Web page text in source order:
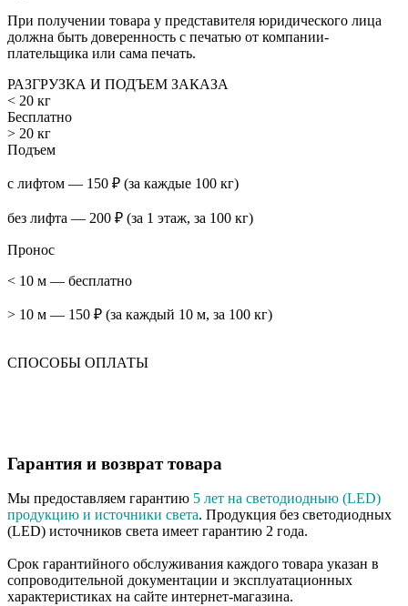
При получении товара у представителя юридического лица
должна быть доверенность с печатью от компании-
плательщика или сама печать.
РАЗГРУЗКА И ПОДЪЕМ ЗАКАЗА
< 20 кг
Бесплатно
> 20 кг
Подъем
с лифтом — 150 ₽ (за каждые 100 кг)
без лифта — 200 ₽ (за 1 этаж, за 100 кг)
Пронос
< 10 м — бесплатно
> 10 м — 150 ₽ (за каждый 10 м, за 100 кг)
СПОСОБЫ ОПЛАТЫ
Гарантия и возврат товара
Мы предоставляем гарантию 5 лет на светодиодныю (LED)
продукцию и источники света. Продукция без светодиодных
(LED) источников света имеет гарантию 2 года.
Срок гарантийного обслуживания каждого товара указан в
сопроводительной документации и эксплуатационных
характеристиках на сайте интернет-магазина.